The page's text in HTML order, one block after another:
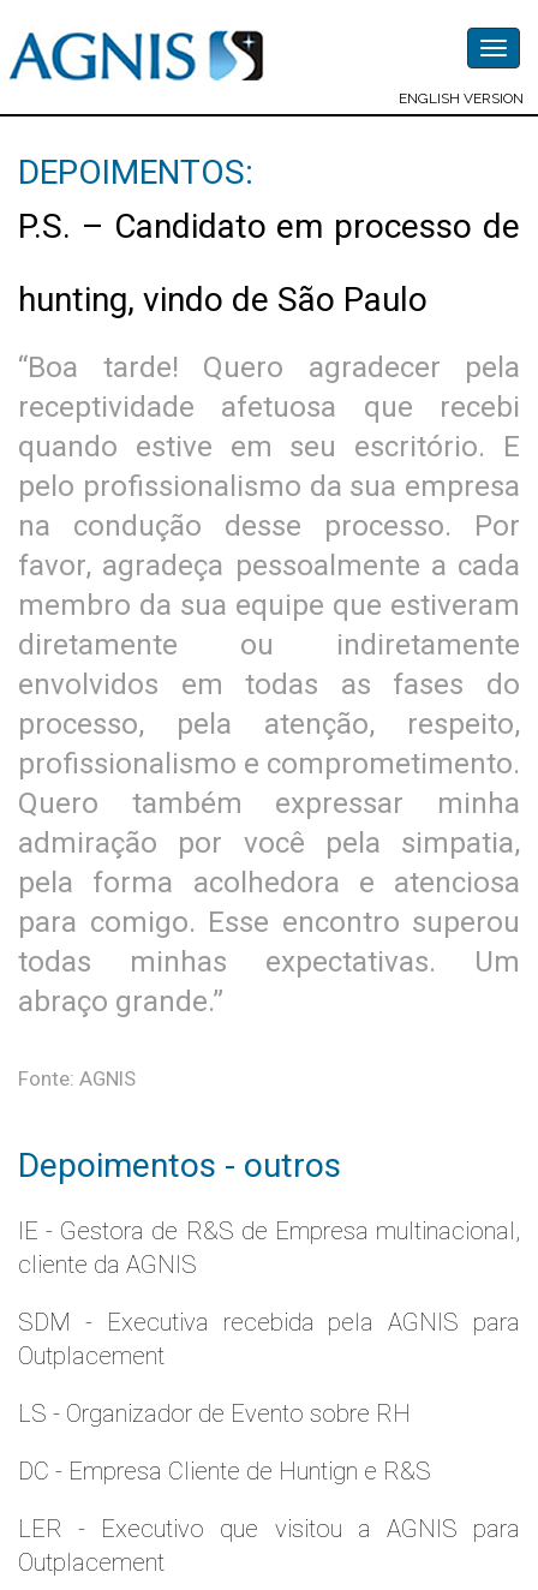
ENGLISH VERSION
DEPOIMENTOS:
P.S. – Candidato em processo de
hunting, vindo de São Paulo
“Boa tarde! Quero agradecer pela
receptividade afetuosa que recebi
quando estive em seu escritório. E
pelo profissionalismo da sua empresa
na condução desse processo. Por
favor, agradeça pessoalmente a cada
membro da sua equipe que estiveram
diretamente ou indiretamente
envolvidos em todas as fases do
processo, pela atenção, respeito,
profissionalismo e comprometimento.
Quero também expressar minha
admiração por você pela simpatia,
pela forma acolhedora e atenciosa
para comigo. Esse encontro superou
todas minhas expectativas. Um
abraço grande.”
Fonte: AGNIS
Depoimentos - outros
IE - Gestora de R&S de Empresa multinacional,
cliente da AGNIS
SDM - Executiva recebida pela AGNIS para
Outplacement
LS - Organizador de Evento sobre RH
DC - Empresa Cliente de Huntign e R&S
LER - Executivo que visitou a AGNIS para
Outplacement